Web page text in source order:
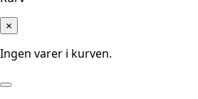
×
Ingen varer i kurven.